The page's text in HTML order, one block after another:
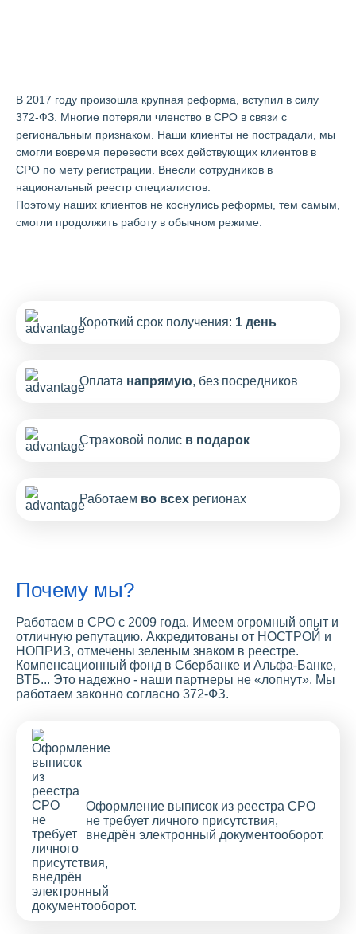
В 2017 году произошла крупная реформа, вступил в силу
372-ФЗ. Многие потеряли членство в СРО в связи с
региональным признаком. Наши клиенты не пострадали, мы
смогли вовремя перевести всех действующих клиентов в
СРО по мету регистрации. Внесли сотрудников в
национальный реестр специалистов.
Поэтому наших клиентов не коснулись реформы, тем самым,
смогли продолжить работу в обычном режиме.
Короткий срок получения: 1 день
Оплата напрямую, без посредников
Страховой полис в подарок
Работаем во всех регионах
Почему мы?
Работаем в СРО с 2009 года. Имеем огромный опыт и
отличную репутацию. Аккредитованы от НОСТРОЙ и
НОПРИЗ, отмечены зеленым знаком в реестре.
Компенсационный фонд в Сбербанке и Альфа-Банке,
ВТБ... Это надежно - наши партнеры не «лопнут». Мы
работаем законно согласно 372-ФЗ.
Оформление выписок из реестра СРО
не требует личного присутствия,
внедрён электронный документооборот.